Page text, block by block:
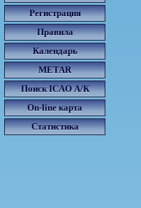
Регистрация
Правила
Календарь
METAR
Поиск ICAO А/К
On-line карта
Статистика